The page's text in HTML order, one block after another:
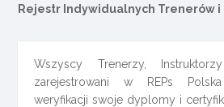
Rejestr Indywidualnych Trenerów
Wszyscy Trenerzy,
zarejestrowani w REPs
weryfikacji swoje dyplomy i